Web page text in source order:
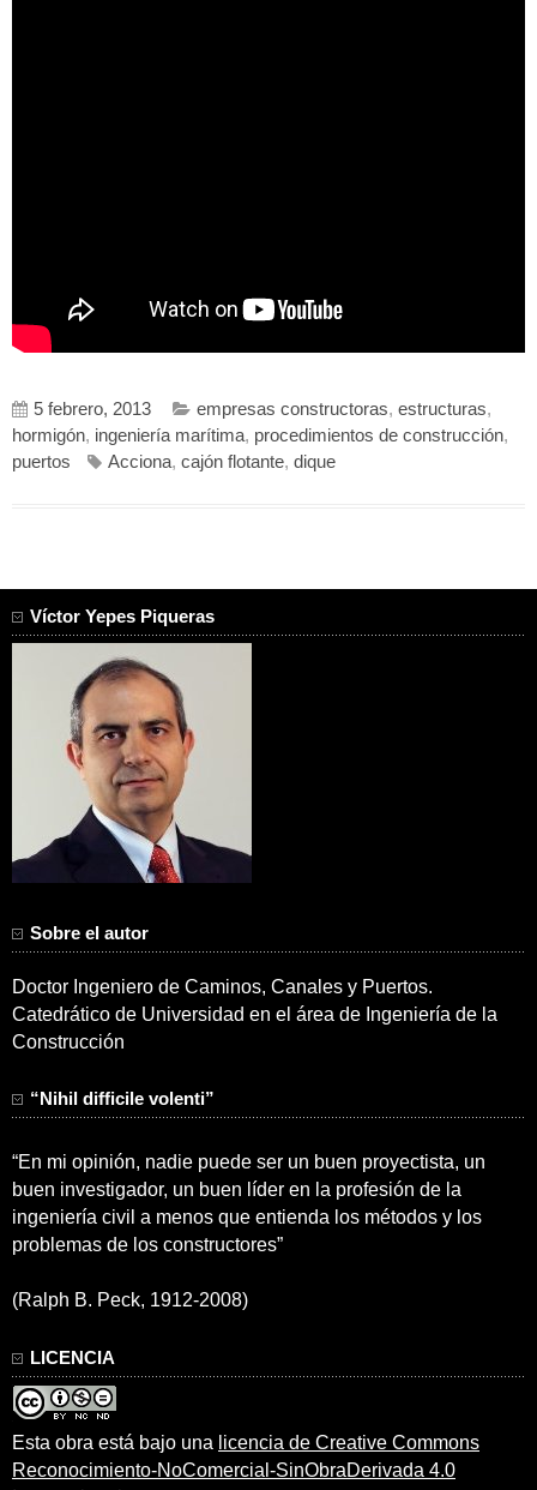
5 febrero, 2013 empresas constructoras, estructuras,
hormigón, ingeniería marítima, procedimientos de construcción,
puertos
Acciona, cajón flotante, dique
Víctor Yepes Piqueras
Sobre el autor
Doctor Ingeniero de Caminos, Canales y Puertos.
Catedrático de Universidad en el área de Ingeniería de la
Construcción
“Nihil difficile volenti”
“En mi opinión, nadie puede ser un buen proyectista, un
buen investigador, un buen líder en la profesión de la
ingeniería civil a menos que entienda los métodos y los
problemas de los constructores”
(Ralph B. Peck, 1912-2008)
LICENCIA
Esta obra está bajo una licencia de Creative Commons
Reconocimiento-NoComercial-SinObraDerivada 4.0